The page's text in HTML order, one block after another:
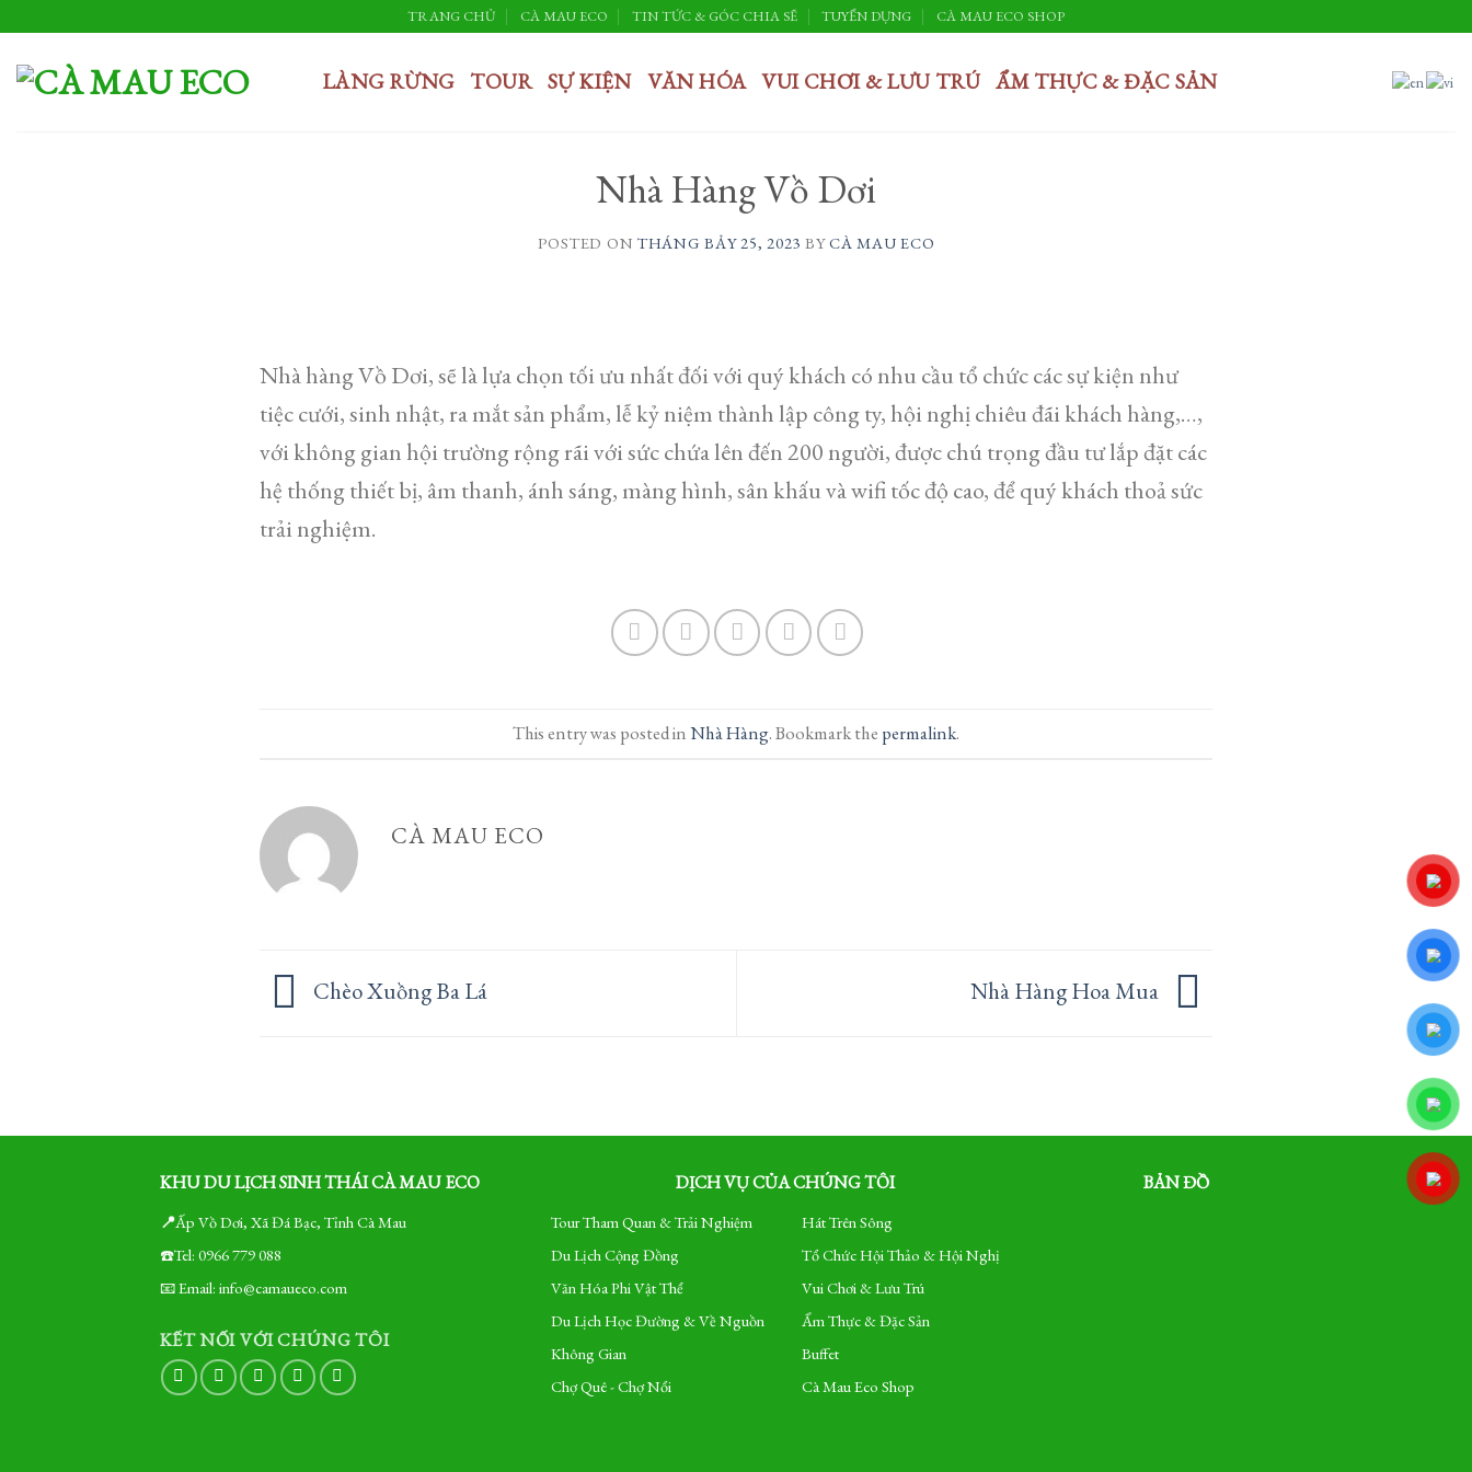
content
TRANG CHỦ CÀ MAU ECO TIN TỨC & GÓC CHIA SẼ TUYỂN DỤNG CÀ MAU ECO SHOP
LÀNG RỪNG TOUR SỰ KIỆN VĂN HÓA VUI CHƠI & LƯU TRÚ ẨM THỰC & ĐẶC SẢN
Nhà Hàng Vồ Dơi
POSTED ON THÁNG BẢY 25, 2023 BYCÀ MAU ECO
Nhà hàng Vồ Dơi, sẽ là lựa chọn tối ưu nhất đối với quý khách có nhu cầu tổ chức các sự kiện như
tiệc cưới, sinh nhật, ra mắt sản phẩm, lễ kỷ niệm thành lập công ty, hội nghị chiêu đãi khách hàng,…,
với không gian hội trường rộng rãi với sức chứa lên đến 200 người, được chú trọng đầu tư lắp đặt các
hệ thống thiết bị, âm thanh, ánh sáng, màng hình, sân khấu và wifi tốc độ cao, để quý khách thoả sức
trải nghiệm.
This entry was posted inNhà Hàng. Bookmark the permalink.
CÀ MAU ECO
Chèo Xuồng Ba Lá Nhà Hàng Hoa Mua
KHU DU LỊCH SINH THÁI CÀ MAU ECO
📍Ấp Vồ Dơi, Xã Đá Bạc, Tỉnh Cà Mau
☎️Tel: 0966 779 088
📧 Email: info@camaueco.com
KẾT NỐI VỚI CHÚNG TÔI
DỊCH VỤ CỦA CHÚNG TÔI
Tour Tham Quan & Trải Nghiệm
Du Lịch Cộng Đồng
Văn Hóa Phi Vật Thể
Du Lịch Học Đường & Về Nguồn
Không Gian
Chợ Quê - Chợ Nổi
Hát Trên Sông
Tổ Chức Hội Thảo & Hội Nghị
Vui Chơi & Lưu Trú
Ẩm Thực & Đặc Sản
Buffet
Cà Mau Eco Shop
BẢN ĐỒ